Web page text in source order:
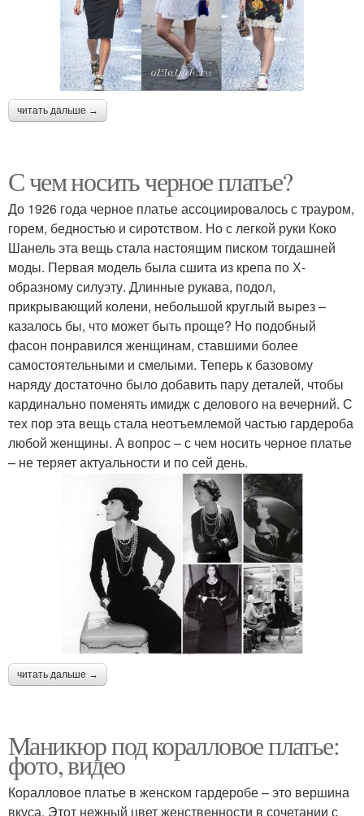
читать дальше →
С чем носить черное платье?
До 1926 года черное платье ассоциировалось с трауром,
горем, бедностью и сиротством. Но с легкой руки Коко
Шанель эта вещь стала настоящим писком тогдашней
моды. Первая модель была сшита из крепа по Х-
образному силуэту. Длинные рукава, подол,
прикрывающий колени, небольшой круглый вырез –
казалось бы, что может быть проще? Но подобный
фасон понравился женщинам, ставшими более
самостоятельными и смелыми. Теперь к базовому
наряду достаточно было добавить пару деталей, чтобы
кардинально поменять имидж с делового на вечерний. С
тех пор эта вещь стала неотъемлемой частью гардероба
любой женщины. А вопрос – с чем носить черное платье
– не теряет актуальности и по сей день.
читать дальше →
Маникюр под коралловое платье:
фото, видео
Коралловое платье в женском гардеробе – это вершина
вкуса. Этот нежный цвет женственности в сочетании с